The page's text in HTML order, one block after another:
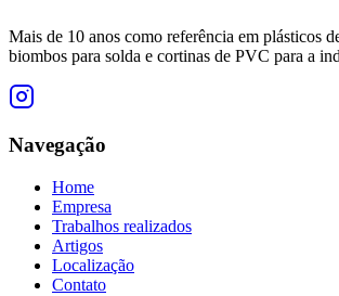
Mais de 10 anos como referência em plásticos
biombos para solda e cortinas de PVC para a
Navegação
Home
Empresa
Trabalhos realizados
Artigos
Localização
Contato